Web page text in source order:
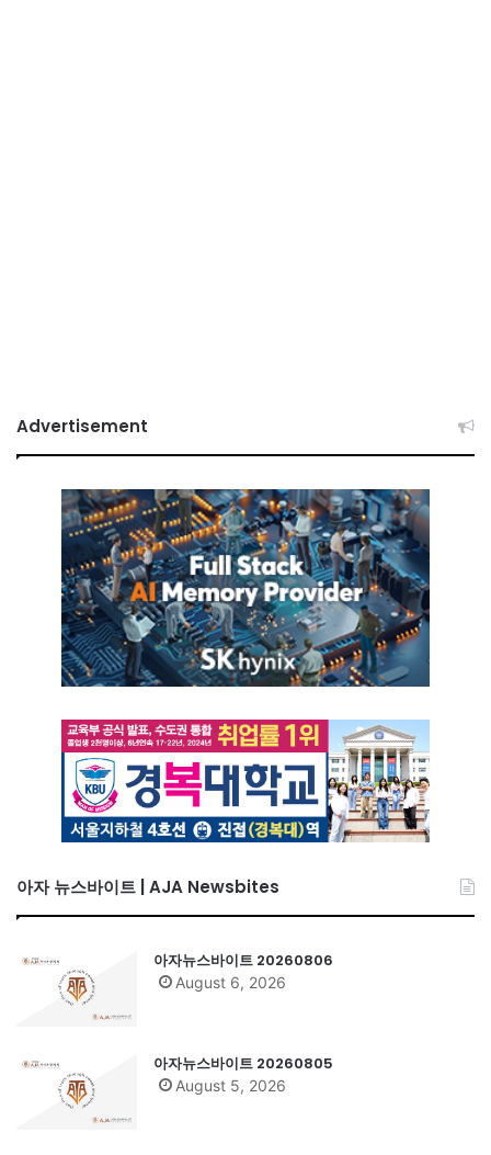
Advertisement
아자 뉴스바이트 | AJA Newsbites
아자뉴스바이트 20260806
August 6, 2026
아자뉴스바이트 20260805
August 5, 2026